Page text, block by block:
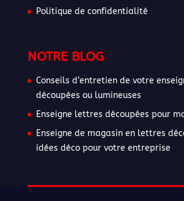
Politique de confidentialité
NOTRE BLOG
Conseils d’entretien de votre
découpées ou lumineuses
Enseigne lettres découpées pour
Enseigne de magasin en lettres
idées déco pour votre entreprise